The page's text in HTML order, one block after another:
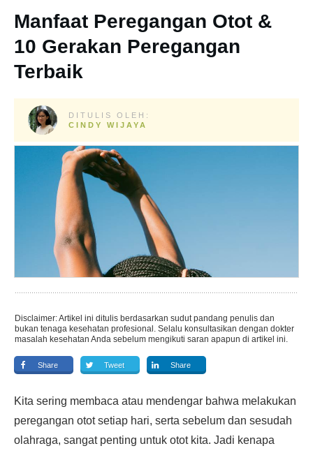
Manfaat Peregangan Otot &
10 Gerakan Peregangan
Terbaik
DITULIS OLEH:
CINDY WIJAYA
Disclaimer: Artikel ini ditulis berdasarkan sudut pandang penulis dan
bukan tenaga kesehatan profesional. Selalu konsultasikan dengan dokter
masalah kesehatan Anda sebelum mengikuti saran apapun di artikel ini.
Share Tweet Share
Kita sering membaca atau mendengar bahwa melakukan
peregangan otot setiap hari, serta sebelum dan sesudah
olahraga, sangat penting untuk otot kita. Jadi kenapa